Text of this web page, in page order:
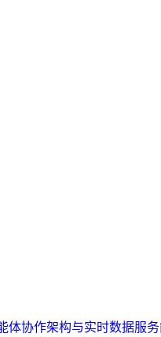
协作架构与实时数据服